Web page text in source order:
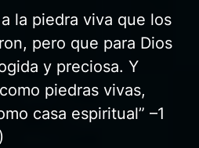
la piedra viva que los
pero que para Dios
y preciosa. Y
piedras vivas,
casa espiritual” –1